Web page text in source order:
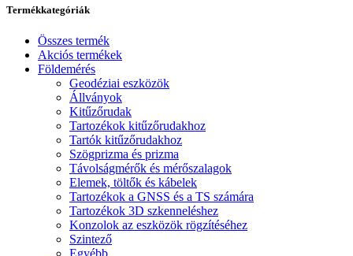
Termékkategóriák
Összes termék
Akciós termékek
Földemérés
Geodéziai eszközök
Állványok
Kitűzőrudak
Tartozékok kitűzőrudakhoz
Tartók kitűzőrudakhoz
Szögprizma és prizma
Távolságmérők és mérőszalagok
Elemek, töltők és kábelek
Tartozékok a GNSS és a TS számára
Tartozékok 3D szkenneléshez
Konzolok az eszközök rögzítéséhez
Szintező
Egyébb